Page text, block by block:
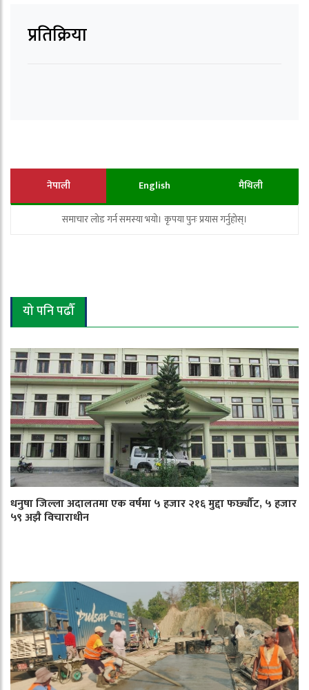
प्रतिक्रिया
नेपाली English मैथिली
समाचार लोड गर्न समस्या भयो। कृपया पुनः प्रयास गर्नुहोस्।
यो पनि पढौँ
धनुषा जिल्ला अदालतमा एक वर्षमा ५ हजार २१६ मुद्दा फर्छ्यौट, ५ हजार
५९ अझै विचाराधीन